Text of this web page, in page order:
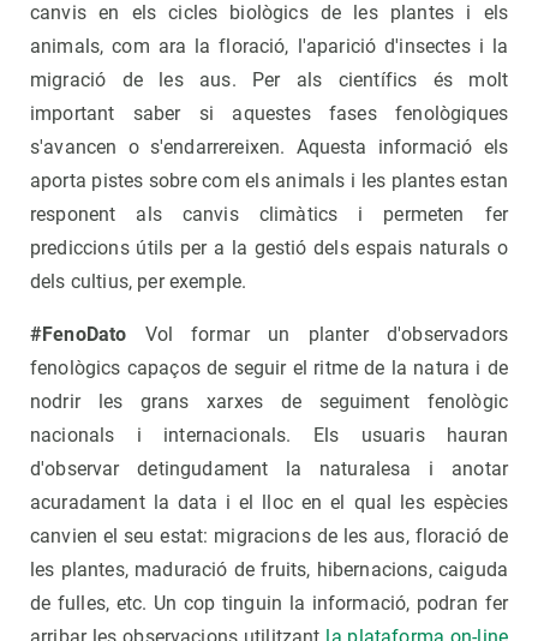
canvis en els cicles biològics de les plantes i els
animals, com ara la floració, l'aparició d'insectes i la
migració de les aus. Per als científics és molt
important saber si aquestes fases fenològiques
s'avancen o s'endarrereixen. Aquesta informació els
aporta pistes sobre com els animals i les plantes estan
responent als canvis climàtics i permeten fer
prediccions útils per a la gestió dels espais naturals o
dels cultius, per exemple.
#FenoDato Vol formar un planter d'observadors
fenològics capaços de seguir el ritme de la natura i de
nodrir les grans xarxes de seguiment fenològic
nacionals i internacionals. Els usuaris hauran
d'observar detingudament la naturalesa i anotar
acuradament la data i el lloc en el qual les espècies
canvien el seu estat: migracions de les aus, floració de
les plantes, maduració de fruits, hibernacions, caiguda
de fulles, etc. Un cop tinguin la informació, podran fer